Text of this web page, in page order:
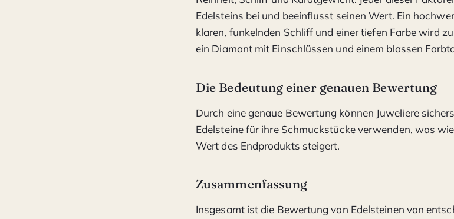
Edelsteins bei und beeinflusst seinen Wert. Ein
klaren, funkelnden Schliff und einer tiefen Farbe wird
ein Diamant mit Einschlüssen und einem blassen
Die Bedeutung einer genauen Bewertung
Durch eine genaue Bewertung können Juweliere
Edelsteine für ihre Schmuckstücke verwenden, was
Wert des Endprodukts steigert.
Zusammenfassung
Insgesamt ist die Bewertung von Edelsteinen von